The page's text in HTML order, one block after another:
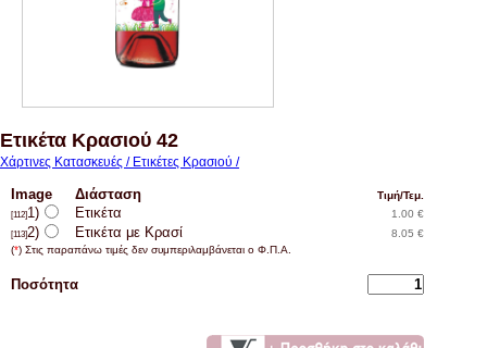
Ετικέτα Κρασιού 42
Χάρτινες Κατασκευές / Ετικέτες Κρασιού /
Image Διάσταση Τιμή/Τεμ.
[112] 1) Ετικέτα 1.00 €
[113]2) Ετικέτα με Κρασί
8.05 €
(*) Στις παραπάνω τιμές δεν συμπεριλαμβάνεται ο Φ.Π.Α.
Ποσότητα